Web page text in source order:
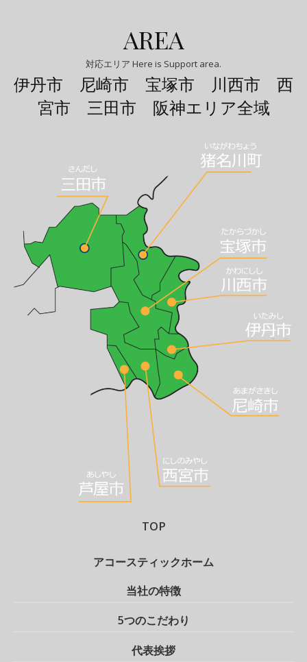
AREA
対応エリア Here is Support area.
伊丹市 尼崎市 宝塚市 川西市 西
宮市 三田市 阪神エリア全域
TOP
アコースティックホーム
当社の特徴
5つのこだわり
代表挨拶